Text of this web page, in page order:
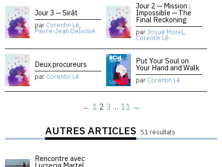
Jour 3 — Sirāt
par Corentin Lê,
Pierre-Jean Delvolvé
Jour 2 — Mission :
Impossible — The
Final Reckoning
parJosué Morel,
Corentin Lê
Deux procureurs
par Corentin Lê
Put Your Soul on
Your Hand and Walk
par Corentin Lê
← 1 2 3 … 11 →
AUTRES ARTICLES 51 résultats
Rencontre avec